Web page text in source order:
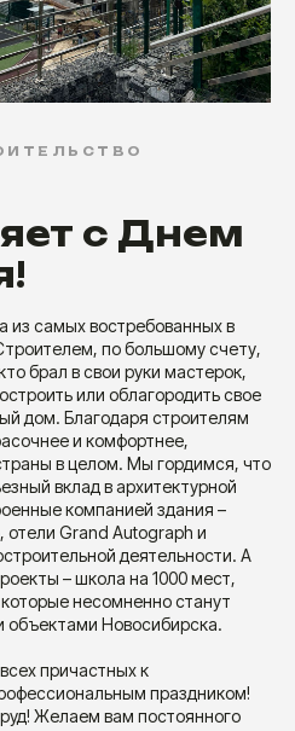
с Днем
из самых востребованных в
по большому счету,
брал в свои руки мастерок,
или облагородить свое
дом. Благодаря строителям
и комфортнее,
в целом. Мы гордимся, что
вклад в архитектурной
компанией здания –
Grand Autograph и
деятельности. А
– школа на 1000 мест,
несомненно станут
объектами Новосибирска.
причастных к
праздником!
Желаем вам постоянного